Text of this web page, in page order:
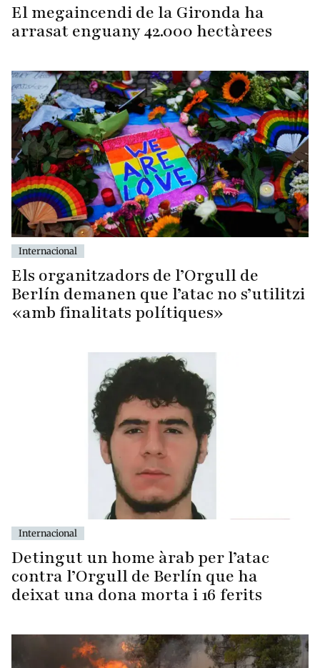
El megaincendi de la Gironda ha
arrasat enguany 42.000 hectàrees
Internacional
Els organitzadors de l’Orgull de
Berlín demanen que l’atac no s’utilitzi
«amb finalitats polítiques»
Internacional
Detingut un home àrab per l’atac
contra l’Orgull de Berlín que ha
deixat una dona morta i 16 ferits